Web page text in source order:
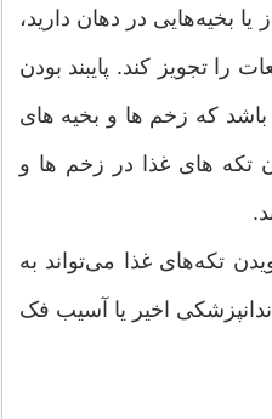
بخیه‌هایی در دهان دارید،
تجویز کند. پایبند بودن
باشد که زخم ها و بخیه های
تکه های غذا در زخم ها و
تکه‌های غذا می‌تواند به
اخیر یا آسیب فک